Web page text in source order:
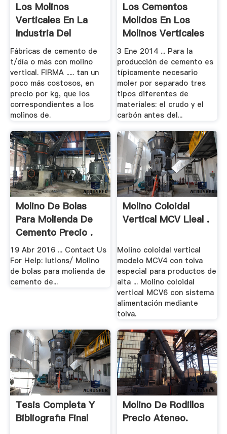
Los Molinos
Verticales En La
Industria Del
Cemento .
Fábricas de cemento de
t/día o más con molino
vertical. FIRMA ..... tan un
poco más costosos, en
precio por kg, que los
correspondientes a los
molinos de.
Los Cementos
Molidos En Los
Molinos Verticales
De.
3 Ene 2014 ... Para la
producción de cemento es
típicamente necesario
moler por separado tres
tipos diferentes de
materiales: el crudo y el
carbón antes del...
Molino De Bolas
Para Molienda De
Cemento Precio .
19 Abr 2016 ... Contact Us
For Help: lutions/ Molino
de bolas para molienda de
cemento de...
Molino Coloidal
Vertical MCV Lleal .
Molino coloidal vertical
modelo MCV4 con tolva
especial para productos de
alta ... Molino coloidal
vertical MCV6 con sistema
alimentación mediante
tolva.
Tesis Completa Y
Bibliografia Final
Molino De Rodillos
Precio Ateneo.